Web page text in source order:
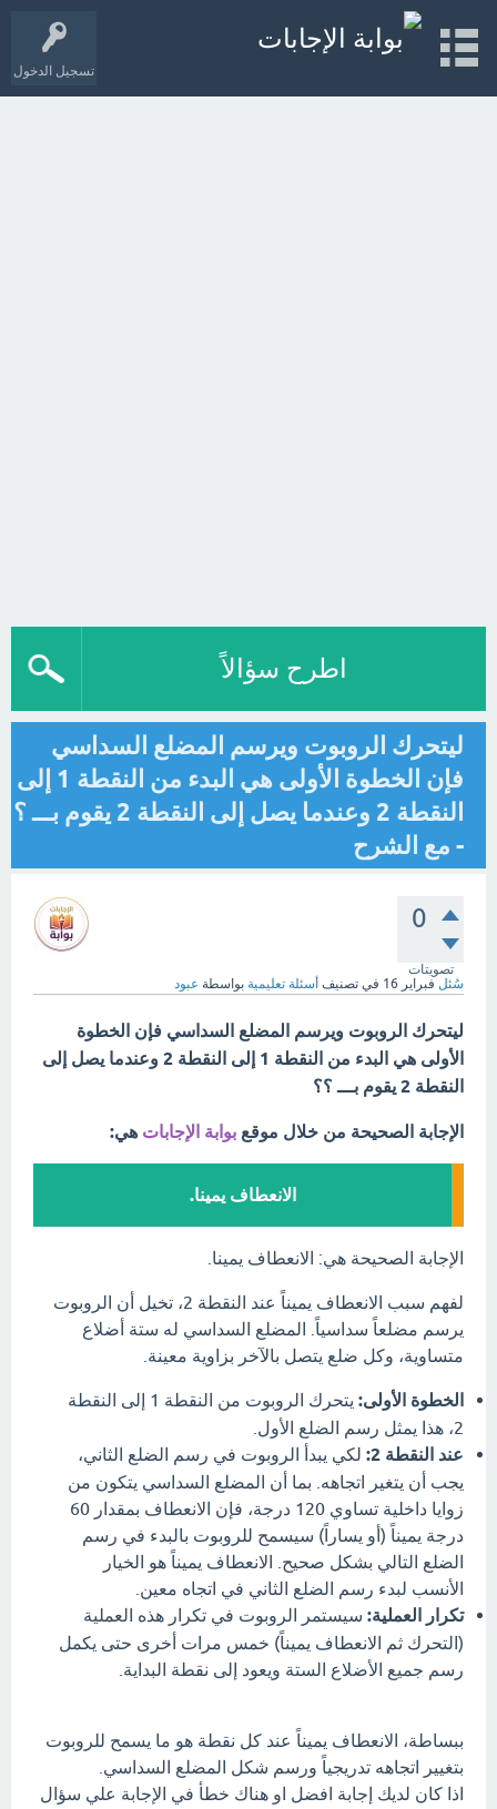
تسجيل الدخول
اطرح سؤالاً
ليتحرك الروبوت ويرسم المضلع السداسي
فإن الخطوة الأولى هي البدء من النقطة 1 إلى
النقطة 2 وعندما يصل إلى النقطة 2 يقوم بـــ ؟
- مع الشرح
0
تصويتات
سُئل فبراير 16 في تصنيف أسئلة تعليمية بواسطة عبود
ليتحرك الروبوت ويرسم المضلع السداسي فإن الخطوة
الأولى هي البدء من النقطة 1 إلى النقطة 2 وعندما يصل إلى
النقطة 2 يقوم بـــ ؟؟
الإجابة الصحيحة من خلال موقع بوابة الإجابات هي:
الانعطاف يمينا.
الإجابة الصحيحة هي: الانعطاف يمينا.
لفهم سبب الانعطاف يميناً عند النقطة 2، تخيل أن الروبوت
يرسم مضلعاً سداسياً. المضلع السداسي له ستة أضلاع
متساوية، وكل ضلع يتصل بالآخر بزاوية معينة.
الخطوة الأولى:
يتحرك الروبوت من النقطة 1 إلى النقطة
2، هذا يمثل رسم الضلع الأول.
عند النقطة 2:
لكي يبدأ الروبوت في رسم الضلع الثاني،
يجب أن يتغير اتجاهه. بما أن المضلع السداسي يتكون من
زوايا داخلية تساوي 120 درجة، فإن الانعطاف بمقدار 60
درجة يميناً (أو يساراً) سيسمح للروبوت بالبدء في رسم
الضلع التالي بشكل صحيح. الانعطاف يميناً هو الخيار
الأنسب لبدء رسم الضلع الثاني في اتجاه معين.
تكرار العملية: سيستمر الروبوت في تكرار هذه العملية
(التحرك ثم الانعطاف يميناً) خمس مرات أخرى حتى يكمل
رسم جميع الأضلاع الستة ويعود إلى نقطة البداية.
ببساطة، الانعطاف يميناً عند كل نقطة هو ما يسمح للروبوت
بتغيير اتجاهه تدريجياً ورسم شكل المضلع السداسي.
اذا كان لديك إجابة افضل او هناك خطأ في الإجابة علي سؤال